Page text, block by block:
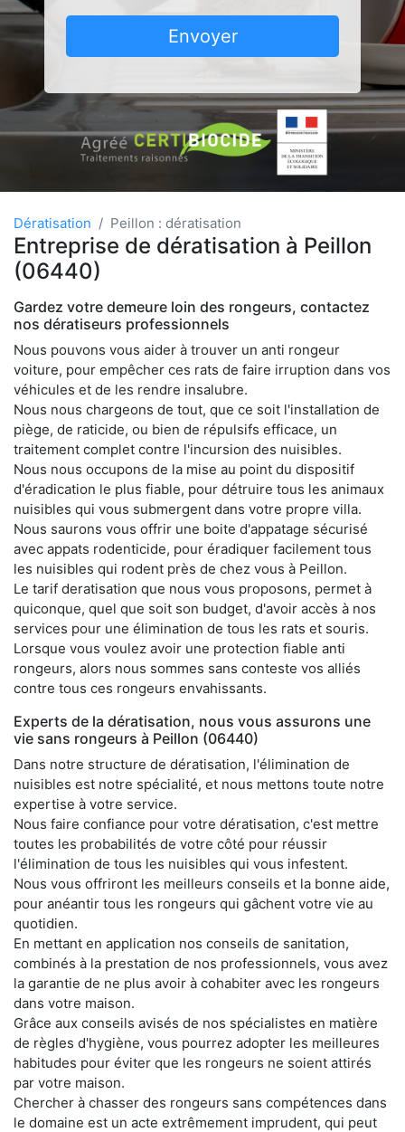
Envoyer
Dératisation Peillon : dératisation
Entreprise de dératisation à Peillon
(06440)
Gardez votre demeure loin des rongeurs, contactez
nos dératiseurs professionnels
Nous pouvons vous aider à trouver un anti rongeur
voiture, pour empêcher ces rats de faire irruption dans vos
véhicules et de les rendre insalubre.
Nous nous chargeons de tout, que ce soit l'installation de
piège, de raticide, ou bien de répulsifs efficace, un
traitement complet contre l'incursion des nuisibles.
Nous nous occupons de la mise au point du dispositif
d'éradication le plus fiable, pour détruire tous les animaux
nuisibles qui vous submergent dans votre propre villa.
Nous saurons vous offrir une boite d'appatage sécurisé
avec appats rodenticide, pour éradiquer facilement tous
les nuisibles qui rodent près de chez vous à Peillon.
Le tarif deratisation que nous vous proposons, permet à
quiconque, quel que soit son budget, d'avoir accès à nos
services pour une élimination de tous les rats et souris.
Lorsque vous voulez avoir une protection fiable anti
rongeurs, alors nous sommes sans conteste vos alliés
contre tous ces rongeurs envahissants.
Experts de la dératisation, nous vous assurons une
vie sans rongeurs à Peillon (06440)
Dans notre structure de dératisation, l'élimination de
nuisibles est notre spécialité, et nous mettons toute notre
expertise à votre service.
Nous faire confiance pour votre dératisation, c'est mettre
toutes les probabilités de votre côté pour réussir
l'élimination de tous les nuisibles qui vous infestent.
Nous vous offriront les meilleurs conseils et la bonne aide,
pour anéantir tous les rongeurs qui gâchent votre vie au
quotidien.
En mettant en application nos conseils de sanitation,
combinés à la prestation de nos professionnels, vous avez
la garantie de ne plus avoir à cohabiter avec les rongeurs
dans votre maison.
Grâce aux conseils avisés de nos spécialistes en matière
de règles d'hygiène, vous pourrez adopter les meilleures
habitudes pour éviter que les rongeurs ne soient attirés
par votre maison.
Chercher à chasser des rongeurs sans compétences dans
le domaine est un acte extrêmement imprudent, qui peut